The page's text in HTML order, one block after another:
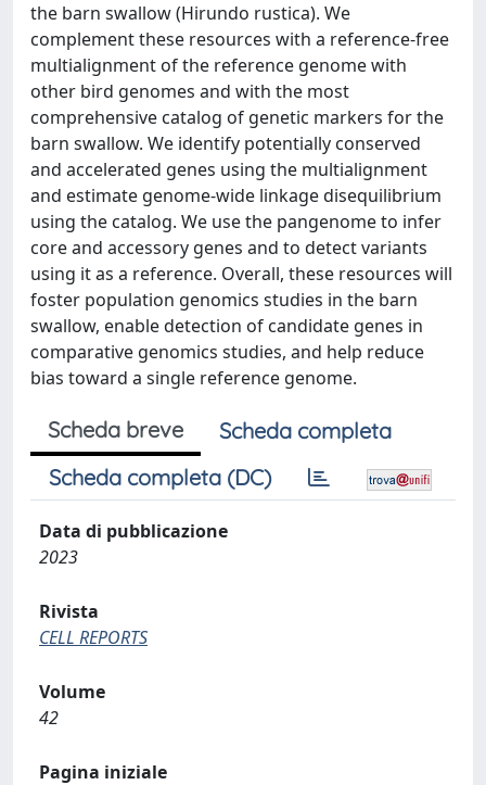
the barn swallow (Hirundo rustica). We
complement these resources with a reference-free
multialignment of the reference genome with
other bird genomes and with the most
comprehensive catalog of genetic markers for the
barn swallow. We identify potentially conserved
and accelerated genes using the multialignment
and estimate genome-wide linkage disequilibrium
using the catalog. We use the pangenome to infer
core and accessory genes and to detect variants
using it as a reference. Overall, these resources will
foster population genomics studies in the barn
swallow, enable detection of candidate genes in
comparative genomics studies, and help reduce
bias toward a single reference genome.
Scheda breve
Scheda completa
Scheda completa (DC)
Data di pubblicazione
2023
Rivista
CELL REPORTS
Volume
42
Pagina iniziale